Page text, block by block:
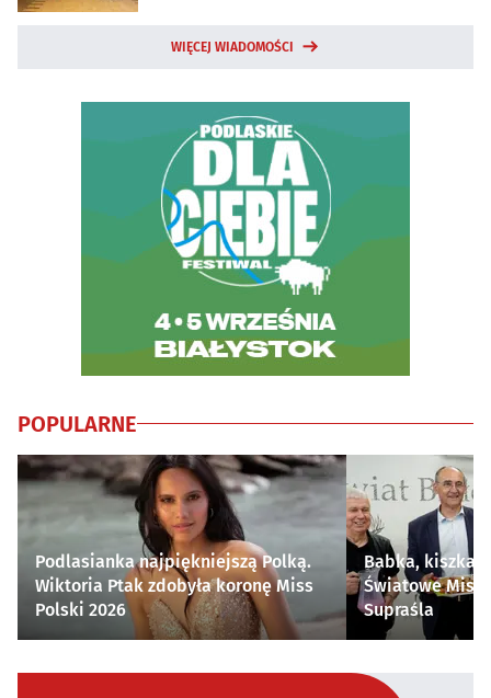
WIĘCEJ WIADOMOŚCI
POPULARNE
Podlasianka najpiękniejszą Polką.
Wiktoria Ptak zdobyła koronę Miss
Polski 2026
Babka, kiszka i
Światowe
Supraśla